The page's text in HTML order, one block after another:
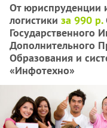
От юриспруденции
логистики за 990 р.
Государственного
Дополнительного
Образования и
«Инфотехно»